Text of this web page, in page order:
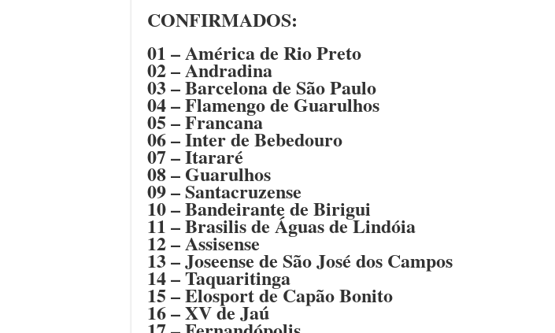
CONFIRMADOS:
01 – América de Rio Preto
02 – Andradina
03 – Barcelona de São Paulo
04 – Flamengo de Guarulhos
05 – Francana
06 – Inter de Bebedouro
07 – Itararé
08 – Guarulhos
09 – Santacruzense
10 – Bandeirante de Birigui
11 – Brasilis de Águas de Lindóia
12 – Assisense
13 – Joseense de São José dos Campos
14 – Taquaritinga
15 – Elosport de Capão Bonito
16 – XV de Jaú